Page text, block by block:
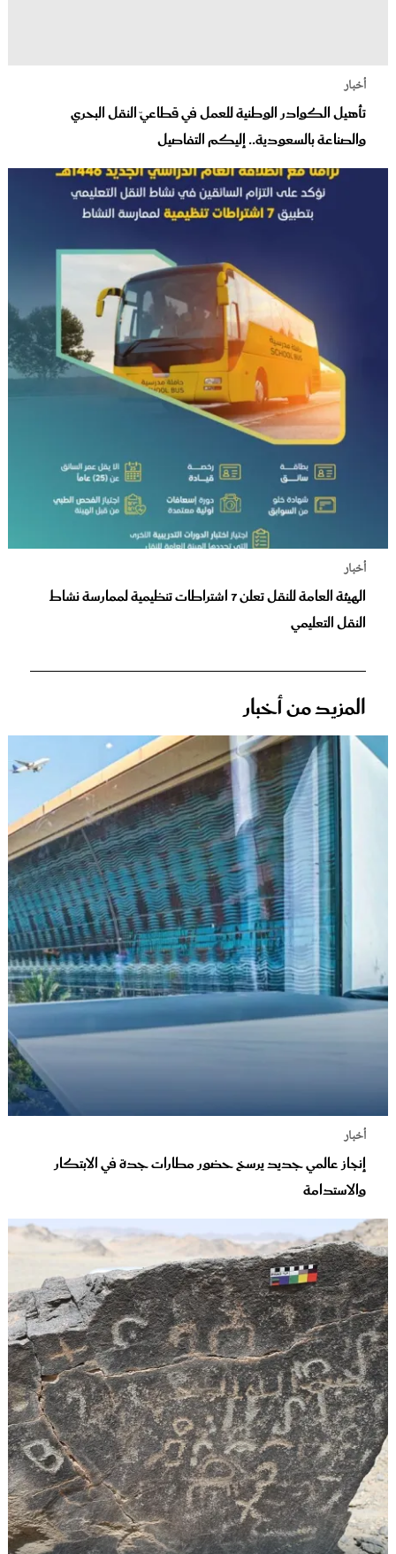
أخبار
تأهيل الكوادر الوطنية للعمل في قطاعيّ النقل البحري
والصناعة بالسعودية.. إليكم التفاصيل
أخبار
الهيئة العامة للنقل تعلن 7 اشتراطات تنظيمية لممارسة نشاط
النقل التعليمي
المزيد من أخبار
أخبار
إنجاز عالمي جديد يرسخ حضور مطارات جدة في الابتكار
والاستدامة